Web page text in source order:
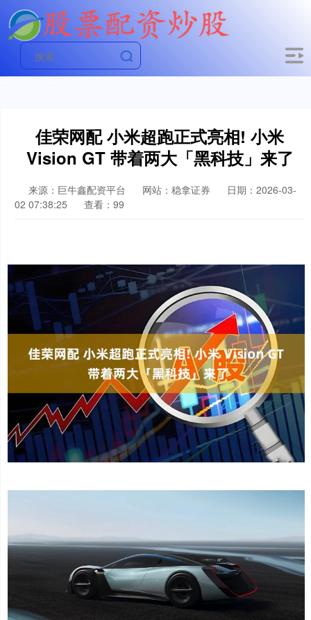
佳荣网配 小米超跑正式亮相! 小米
Vision GT 带着两大「黑科技」来了
来源：巨牛鑫配资平台 网站：稳拿证券
日期：2026-03-
02 07:38:25
查看：99